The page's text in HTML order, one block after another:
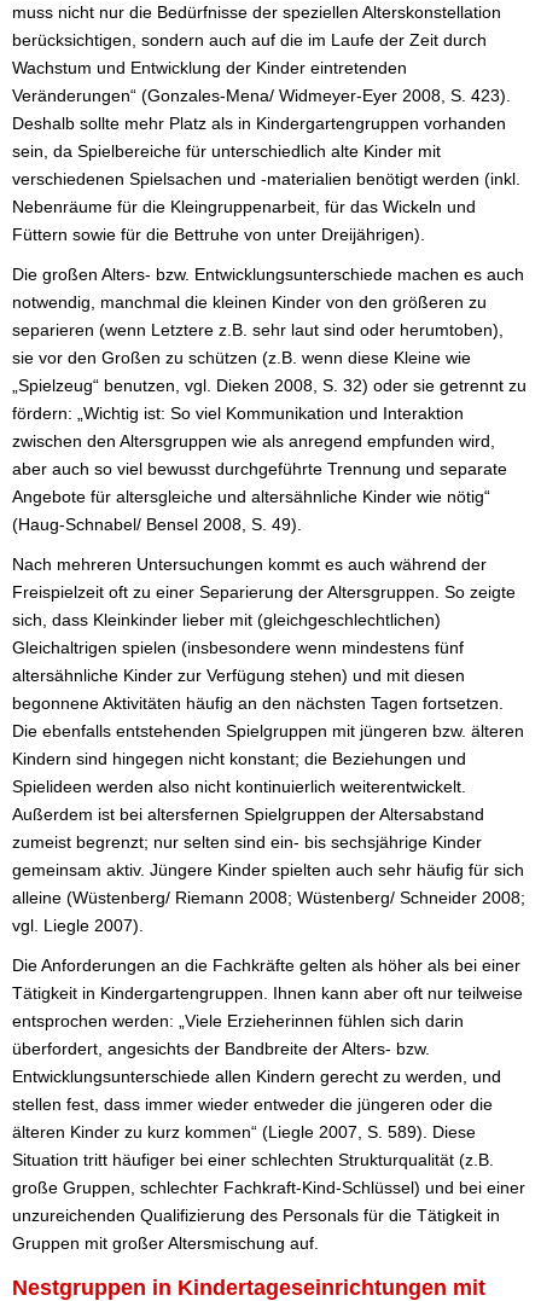
muss nicht nur die Bedürfnisse der speziellen Alterskonstellation
berücksichtigen, sondern auch auf die im Laufe der Zeit durch
Wachstum und Entwicklung der Kinder eintretenden
Veränderungen“ (Gonzales-Mena/ Widmeyer-Eyer 2008, S. 423).
Deshalb sollte mehr Platz als in Kindergartengruppen vorhanden
sein, da Spielbereiche für unterschiedlich alte Kinder mit
verschiedenen Spielsachen und -materialien benötigt werden (inkl.
Nebenräume für die Kleingruppenarbeit, für das Wickeln und
Füttern sowie für die Bettruhe von unter Dreijährigen).
Die großen Alters- bzw. Entwicklungsunterschiede machen es auch
notwendig, manchmal die kleinen Kinder von den größeren zu
separieren (wenn Letztere z.B. sehr laut sind oder herumtoben),
sie vor den Großen zu schützen (z.B. wenn diese Kleine wie
„Spielzeug“ benutzen, vgl. Dieken 2008, S. 32) oder sie getrennt zu
fördern: „Wichtig ist: So viel Kommunikation und Interaktion
zwischen den Altersgruppen wie als anregend empfunden wird,
aber auch so viel bewusst durchgeführte Trennung und separate
Angebote für altersgleiche und altersähnliche Kinder wie nötig“
(Haug-Schnabel/ Bensel 2008, S. 49).
Nach mehreren Untersuchungen kommt es auch während der
Freispielzeit oft zu einer Separierung der Altersgruppen. So zeigte
sich, dass Kleinkinder lieber mit (gleichgeschlechtlichen)
Gleichaltrigen spielen (insbesondere wenn mindestens fünf
altersähnliche Kinder zur Verfügung stehen) und mit diesen
begonnene Aktivitäten häufig an den nächsten Tagen fortsetzen.
Die ebenfalls entstehenden Spielgruppen mit jüngeren bzw. älteren
Kindern sind hingegen nicht konstant; die Beziehungen und
Spielideen werden also nicht kontinuierlich weiterentwickelt.
Außerdem ist bei altersfernen Spielgruppen der Altersabstand
zumeist begrenzt; nur selten sind ein- bis sechsjährige Kinder
gemeinsam aktiv. Jüngere Kinder spielten auch sehr häufig für sich
alleine (Wüstenberg/ Riemann 2008; Wüstenberg/ Schneider 2008;
vgl. Liegle 2007).
Die Anforderungen an die Fachkräfte gelten als höher als bei einer
Tätigkeit in Kindergartengruppen. Ihnen kann aber oft nur teilweise
entsprochen werden: „Viele Erzieherinnen fühlen sich darin
überfordert, angesichts der Bandbreite der Alters- bzw.
Entwicklungsunterschiede allen Kindern gerecht zu werden, und
stellen fest, dass immer wieder entweder die jüngeren oder die
älteren Kinder zu kurz kommen“ (Liegle 2007, S. 589). Diese
Situation tritt häufiger bei einer schlechten Strukturqualität (z.B.
große Gruppen, schlechter Fachkraft-Kind-Schlüssel) und bei einer
unzureichenden Qualifizierung des Personals für die Tätigkeit in
Gruppen mit großer Altersmischung auf.
Nestgruppen in Kindertageseinrichtungen mit